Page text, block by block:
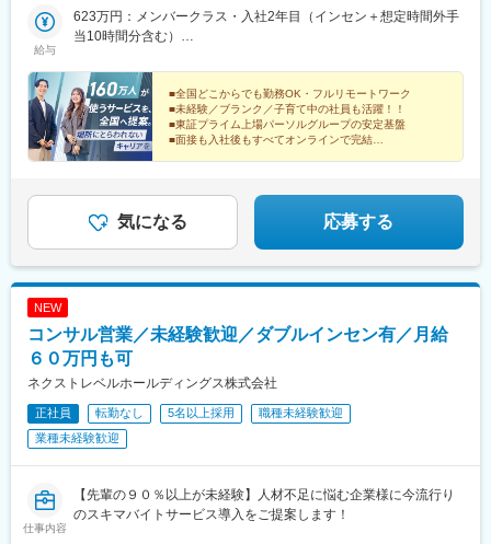
んかい線 「大崎駅」新東口より徒歩8分■東急池上線 「五反田駅」
東急五反田駅出口より徒歩9分 ■JR山手線 「五反田駅」より徒歩
給与
623万円：メンバークラス・入社2年目（インセン＋想定時間外手
当10時間分含む）
当10時間分含む）
■全国どこからでも勤務OK・フルリモートワーク
■未経験／ブランク／子育て中の社員も活躍！！
■東証プライム上場パーソルグループの安定基盤
■面接も入社後もすべてオンラインで完結
気になる 応募する
NEW
コンサル営業／未経験歓迎／ダブルインセン有／月給
６０万円も可
ネクストレベルホールディングス株式会社
正社員 転勤なし 5名以上採用
職種未経験歓迎
業種未経験歓迎
仕事内容
【先輩の９０％以上が未経験】人材不足に悩む企業様に今流行り
のスキマバイトサービス導入をご提案します！